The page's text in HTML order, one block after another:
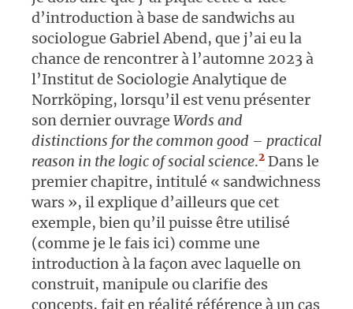
d’introduction à base de sandwichs au
sociologue Gabriel Abend, que j’ai eu la
chance de rencontrer à l’automne 2023 à
l’Institut de Sociologie Analytique de
Norrköping, lorsqu’il est venu présenter
son dernier ouvrage Words and
distinctions for the common good – practical
reason in the logic of social science.2 Dans le
premier chapitre, intitulé « sandwichness
wars », il explique d’ailleurs que cet
exemple, bien qu’il puisse être utilisé
(comme je le fais ici) comme une
introduction à la façon avec laquelle on
construit, manipule ou clarifie des
concepts, fait en réalité référence à un cas